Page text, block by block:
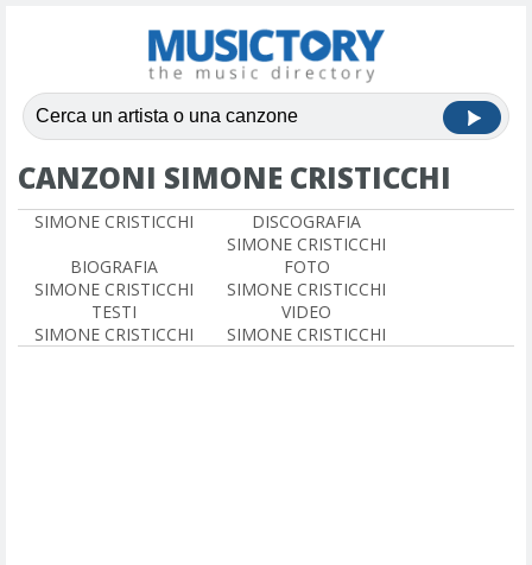
CANZONI SIMONE CRISTICCHI
SIMONE CRISTICCHI
DISCOGRAFIA
SIMONE CRISTICCHI
BIOGRAFIA
SIMONE CRISTICCHI
FOTO
SIMONE CRISTICCHI
TESTI
SIMONE CRISTICCHI
VIDEO
SIMONE CRISTICCHI